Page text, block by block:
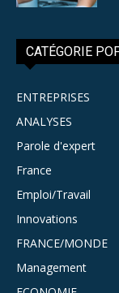
CATÉGORIE
ENTREPRISES
ANALYSES
Parole d'expert
France
Emploi/Travail
Innovations
FRANCE/MONDE
Management